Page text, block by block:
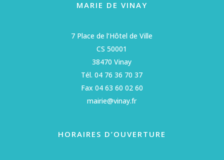
MARIE DE VINAY
7 Place de l’Hôtel de Ville
CS 50001
38470 Vinay
Tél. 04 76 36 70 37
Fax 04 63 60 02 60
mairie@vinay.fr
HORAIRES D’OUVERTURE